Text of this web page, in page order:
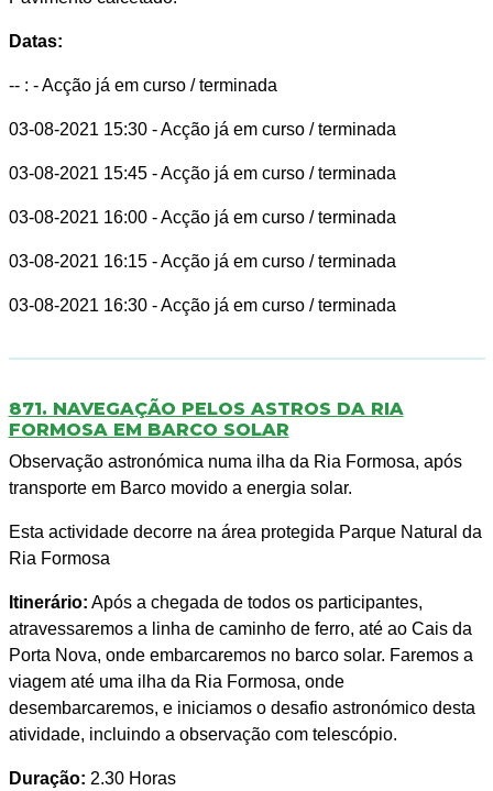
Datas:
-- : - Acção já em curso / terminada
03-08-2021 15:30 - Acção já em curso / terminada
03-08-2021 15:45 - Acção já em curso / terminada
03-08-2021 16:00 - Acção já em curso / terminada
03-08-2021 16:15 - Acção já em curso / terminada
03-08-2021 16:30 - Acção já em curso / terminada
871. NAVEGAÇÃO PELOS ASTROS DA RIA
FORMOSA EM BARCO SOLAR
Observação astronómica numa ilha da Ria Formosa, após
transporte em Barco movido a energia solar.
Esta actividade decorre na área protegida Parque Natural da
Ria Formosa
Itinerário: Após a chegada de todos os participantes,
atravessaremos a linha de caminho de ferro, até ao Cais da
Porta Nova, onde embarcaremos no barco solar. Faremos a
viagem até uma ilha da Ria Formosa, onde
desembarcaremos, e iniciamos o desafio astronómico desta
atividade, incluindo a observação com telescópio.
Duração: 2.30 Horas